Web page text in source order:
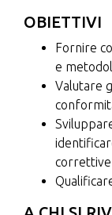
OBIETTIVI
Fornire
e
Valutare
correttive